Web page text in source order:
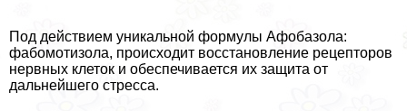
Под действием уникальной формулы Афобазола:
фабомотизола, происходит восстановление рецепторов
нервных клеток и обеспечивается их защита от
дальнейшего стресса.